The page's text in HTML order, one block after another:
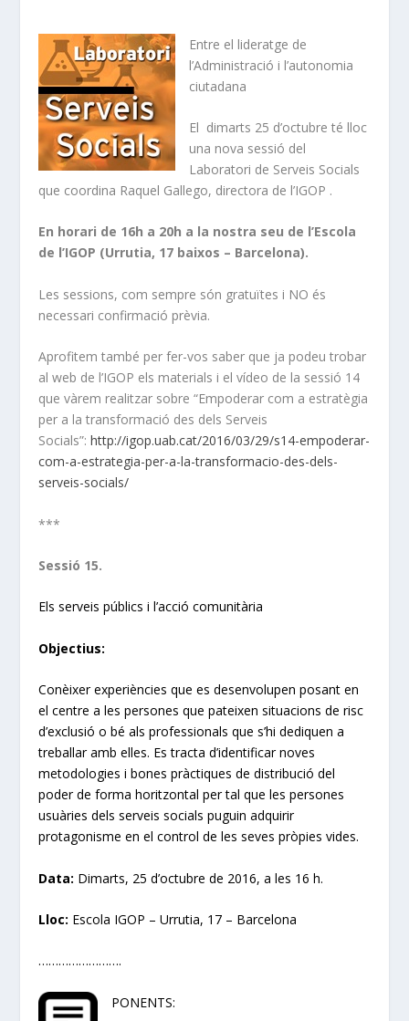
Entre el lideratge de
l’Administració i l’autonomia
ciutadana
El dimarts 25 d’octubre té lloc
una nova sessió del
Laboratori de Serveis Socials
que coordina Raquel Gallego, directora de l’IGOP .
En horari de 16h a 20h a la nostra seu de l’Escola
de l’IGOP (Urrutia, 17 baixos – Barcelona).
Les sessions, com sempre són gratuïtes i NO és
necessari confirmació prèvia.
Aprofitem també per fer-vos saber que ja podeu trobar
al web de l’IGOP els materials i el vídeo de la sessió 14
que vàrem realitzar sobre “Empoderar com a estratègia
per a la transformació des dels Serveis
Socials”:http://igop.uab.cat/2016/03/29/s14-empoderar-
com-a-estrategia-per-a-la-transformacio-des-dels-
serveis-socials/
***
Sessió 15.
Els serveis públics i l’acció comunitària
Objectius:
Conèixer experiències que es desenvolupen posant en
el centre a les persones que pateixen situacions de risc
d’exclusió o bé als professionals que s’hi dediquen a
treballar amb elles. Es tracta d’identificar noves
metodologies i bones pràctiques de distribució del
poder de forma horitzontal per tal que les persones
usuàries dels serveis socials puguin adquirir
protagonisme en el control de les seves pròpies vides.
Data: Dimarts, 25 d’octubre de 2016, a les 16 h.
Lloc: Escola IGOP – Urrutia, 17 – Barcelona
…………………….
PONENTS: